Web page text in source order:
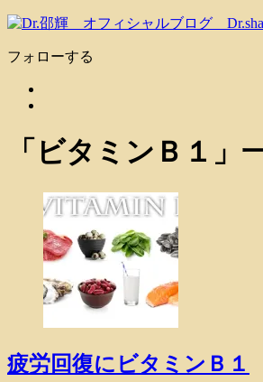
フォローする
「 ビタミンＢ１ 」
疲労回復にビタミンＢ１